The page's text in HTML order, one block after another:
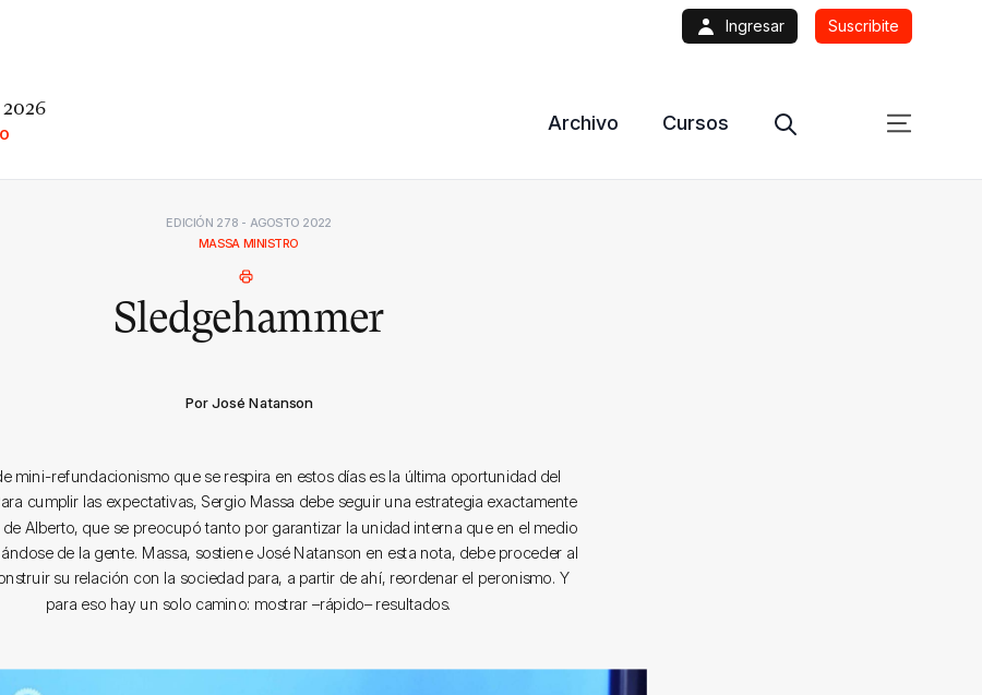
Ingresar Suscribite
Archivo Cursos
EDICIÓN 278 - AGOSTO 2022
MASSA MINISTRO
Sledgehammer
Por José Natanson
mini-refundacionismo que se respira en estos días es la última oportunidad del
cumplir las expectativas, Sergio Massa debe seguir una estrategia exactamente
de Alberto, que se preocupó tanto por garantizar la unidad interna que en el medio
de la gente. Massa, sostiene José Natanson en esta nota, debe proceder al
su relación con la sociedad para, a partir de ahí, reordenar el peronismo. Y
para eso hay un solo camino: mostrar –rápido– resultados.